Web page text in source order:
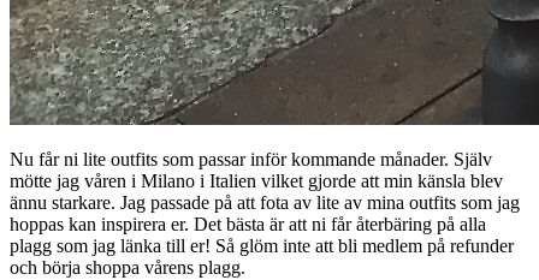
Nu får ni lite outfits som passar inför kommande månader. Själv
mötte jag våren i Milano i Italien vilket gjorde att min känsla blev
ännu starkare. Jag passade på att fota av lite av mina outfits som jag
hoppas kan inspirera er. Det bästa är att ni får återbäring på alla
plagg som jag länka till er! Så glöm inte att bli medlem på refunder
och börja shoppa vårens plagg.